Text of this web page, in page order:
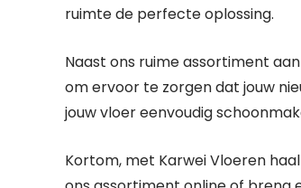
ruimte de perfecte oplossing.
Naast ons ruime assortiment
om ervoor te zorgen dat jouw
jouw vloer eenvoudig
Kortom, met Karwei Vloeren